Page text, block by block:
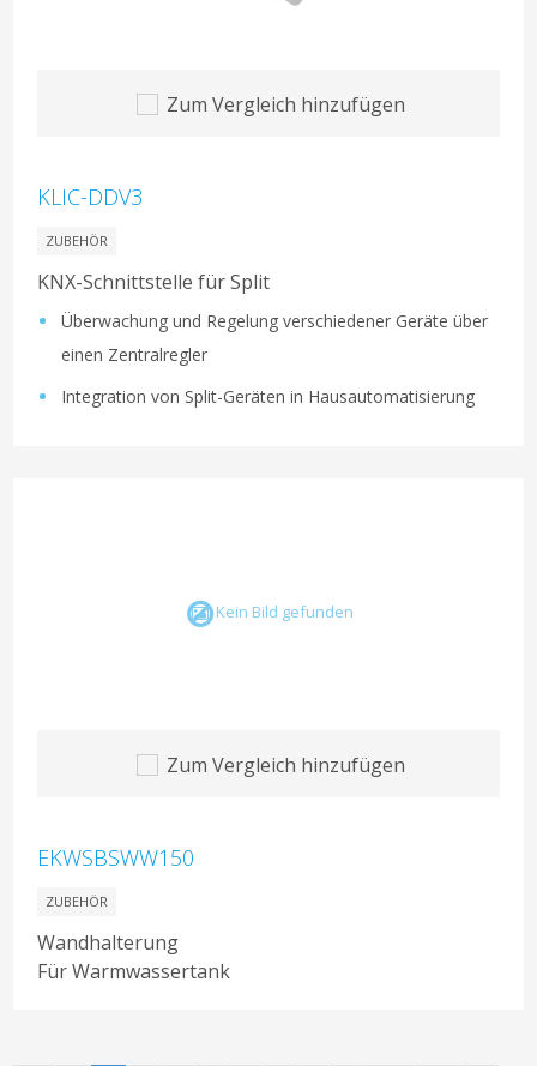
Zum Vergleich hinzufügen
KLIC-DDV3
ZUBEHÖR
KNX-Schnittstelle für Split
Überwachung und Regelung verschiedener Geräte über
einen Zentralregler
Integration von Split-Geräten in Hausautomatisierung
Kein Bild gefunden
Zum Vergleich hinzufügen
EKWSBSWW150
ZUBEHÖR
Wandhalterung
Für Warmwassertank